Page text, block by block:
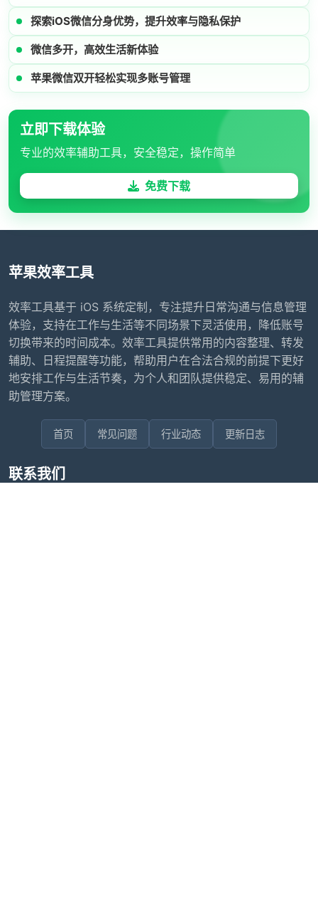
探索iOS微信分身优势，提升效率与隐私保护
微信多开，高效生活新体验
苹果微信双开轻松实现多账号管理
立即下载体验
专业的效率辅助工具，安全稳定，操作简单
免费下载
苹果效率工具
效率工具基于 iOS 系统定制，专注提升日常沟通与信息管理
体验，支持在工作与生活等不同场景下灵活使用，降低账号
切换带来的时间成本。效率工具提供常用的内容整理、转发
辅助、日程提醒等功能，帮助用户在合法合规的前提下更好
地安排工作与生活节奏，为个人和团队提供稳定、易用的辅
助管理方案。
首页 常见问题 行业动态 更新日志
联系我们